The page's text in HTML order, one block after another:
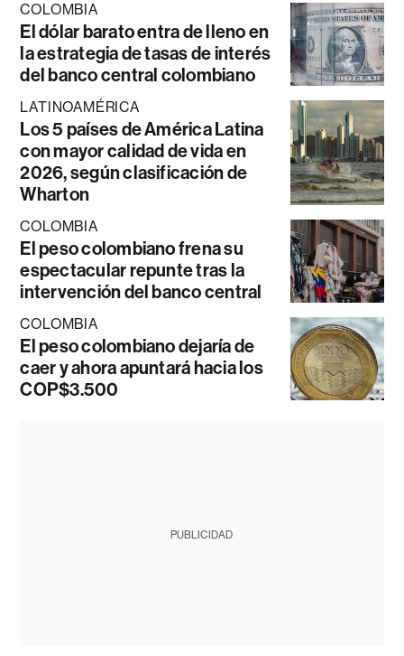
COLOMBIA
El dólar barato entra de lleno en
la estrategia de tasas de interés
del banco central colombiano
LATINOAMÉRICA
Los 5 países de América Latina
con mayor calidad de vida en
2026, según clasificación de
Wharton
COLOMBIA
El peso colombiano frena su
espectacular repunte tras la
intervención del banco central
COLOMBIA
El peso colombiano dejaría de
caer y ahora apuntará hacia los
COP$3.500
PUBLICIDAD